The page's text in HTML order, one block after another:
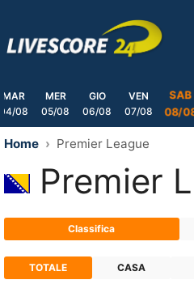
content
MAR
04/08
MER
05/08
GIO
06/08
VEN
07/08
SAB
08/
Home Premier League
Premier
Classifica
TOTALE CASA